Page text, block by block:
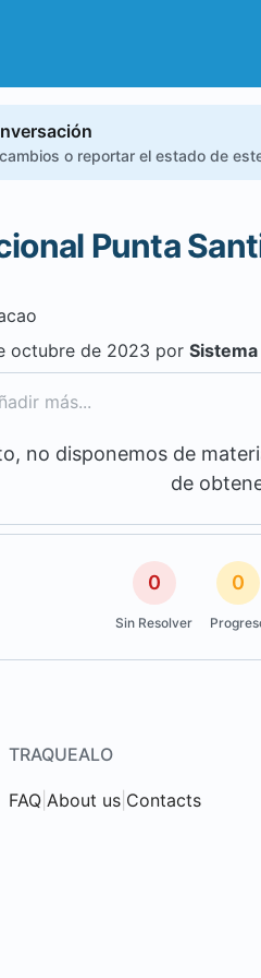
o reportar el estado de
Punta
octubre de 2023 por
más...
no disponemos de
de
0
Sin Resolver
0
TRAQUEALO
FAQ About us Contacts